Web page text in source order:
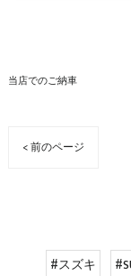
当店でのご納車
< 前のページ
#スズキ